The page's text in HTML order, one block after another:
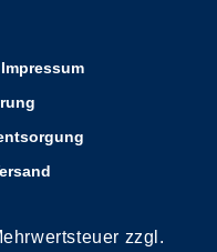
Impressum
zzgl.